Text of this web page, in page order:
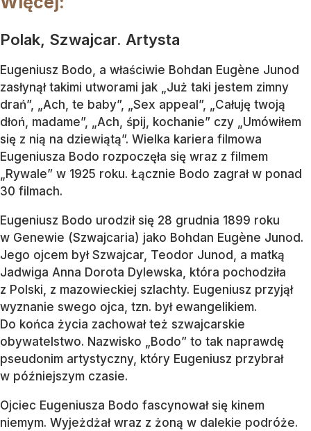
Polak, Szwajcar. Artysta
Eugeniusz Bodo, a właściwie Bohdan Eugène Junod
zasłynął takimi utworami jak „Już taki jestem zimny
drań”, „Ach, te baby”, „Sex appeal”, „Całuję twoją
dłoń, madame”, „Ach, śpij, kochanie” czy „Umówiłem
się z nią na dziewiątą”. Wielka kariera filmowa
Eugeniusza Bodo rozpoczęła się wraz z filmem
„Rywale” w 1925 roku. Łącznie Bodo zagrał w ponad
30 filmach.
Eugeniusz Bodo urodził się 28 grudnia 1899 roku
w Genewie (Szwajcaria) jako Bohdan Eugène Junod.
Jego ojcem był Szwajcar, Teodor Junod, a matką
Jadwiga Anna Dorota Dylewska, która pochodziła
z Polski, z mazowieckiej szlachty. Eugeniusz przyjął
wyznanie swego ojca, tzn. był ewangelikiem.
Do końca życia zachował też szwajcarskie
obywatelstwo. Nazwisko „Bodo” to tak naprawdę
pseudonim artystyczny, który Eugeniusz przybrał
w późniejszym czasie.
Ojciec Eugeniusza Bodo fascynował się kinem
niemym. Wyjeżdżał wraz z żoną w dalekie podróże.